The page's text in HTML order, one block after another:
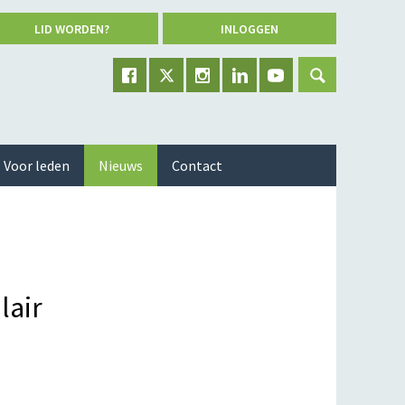
LID WORDEN? INLOGGEN
Voor leden Nieuws Contact